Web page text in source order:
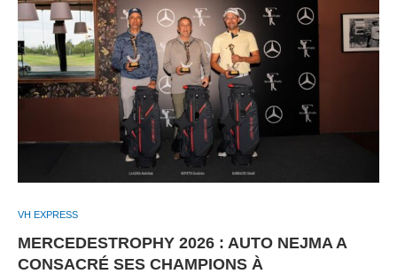
VH EXPRESS
MERCEDESTROPHY 2026 : AUTO NEJMA A
CONSACRÉ SES CHAMPIONS À